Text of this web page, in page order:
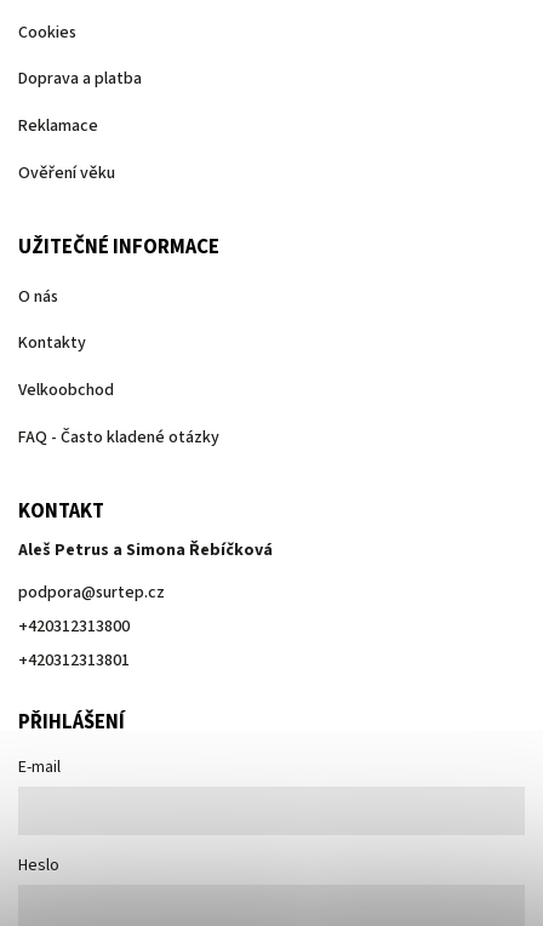
Cookies
Doprava a platba
Reklamace
Ověření věku
UŽITEČNÉ INFORMACE
O nás
Kontakty
Velkoobchod
FAQ - Často kladené otázky
KONTAKT
Aleš Petrus a Simona Řebíčková
podpora@surtep.cz
+420312313800
+420312313801
PŘIHLÁŠENÍ
E-mail
Heslo